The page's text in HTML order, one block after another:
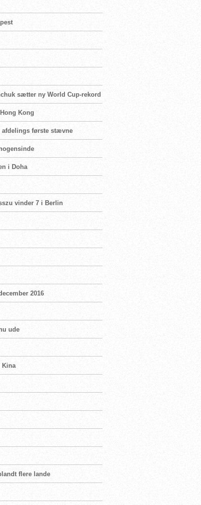
sætter ny World Cup-rekord
Kong
afdelings første stævne
i Doha
vinder 7 i Berlin
2016
ude
Kina
flere lande